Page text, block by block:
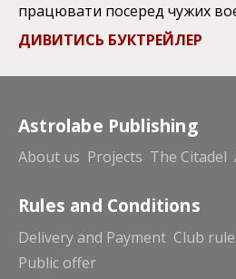
працювати посеред чужих
ДИВИТИСЬ БУКТРЕЙЛЕР
Astrolabe Publishing
About us Projects The Citadel
Rules and Conditions
Delivery and Payment Club
Public offer